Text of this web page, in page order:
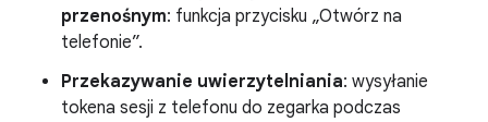
przenośnym: funkcja przycisku „Otwórz na
telefonie”.
Przekazywanie uwierzytelniania: wysyłanie
tokena sesji z telefonu do zegarka podczas